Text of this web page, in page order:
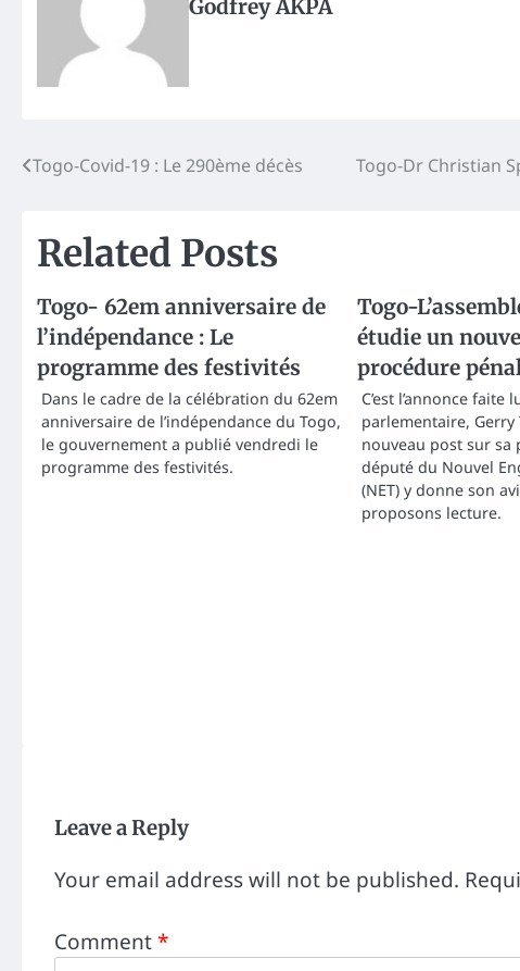
Godfrey AKPA
Post
Togo-Covid-19 : Le 290ème décès Togo-Dr Christian
Related Posts
Togo- 62em anniversaire de
l’indépendance : Le
programme des festivités
Dans le cadre de la célébration du 62em
anniversaire de l’indépendance du Togo,
le gouvernement a publié vendredi le
programme des festivités.
Togo-
étudie un
procédure
C’est l’annonce faite
parlementaire, Gerry
nouveau post sur sa
député du Nouvel
(NET) y donne son
proposons lecture.
Leave a Reply
Your email address will not be published.
Comment*